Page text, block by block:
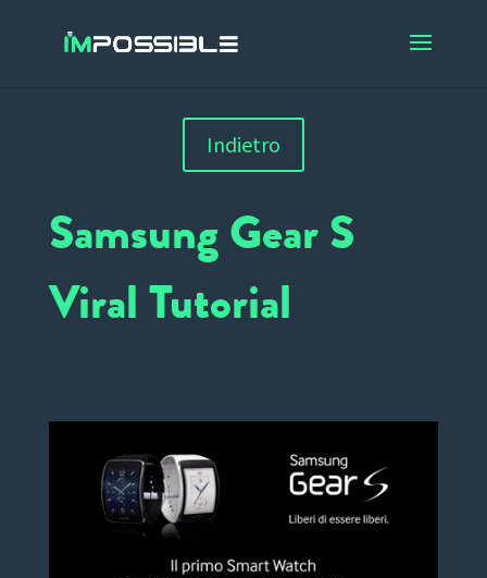
Indietro
Samsung Gear S
Viral Tutorial